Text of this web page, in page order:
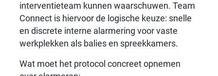
interventieteam kunnen waarschuwen. Team
Connect is hiervoor de logische keuze: snelle
en discrete interne alarmering voor vaste
werkplekken als balies en spreekkamers.
Wat moet het protocol concreet opnemen